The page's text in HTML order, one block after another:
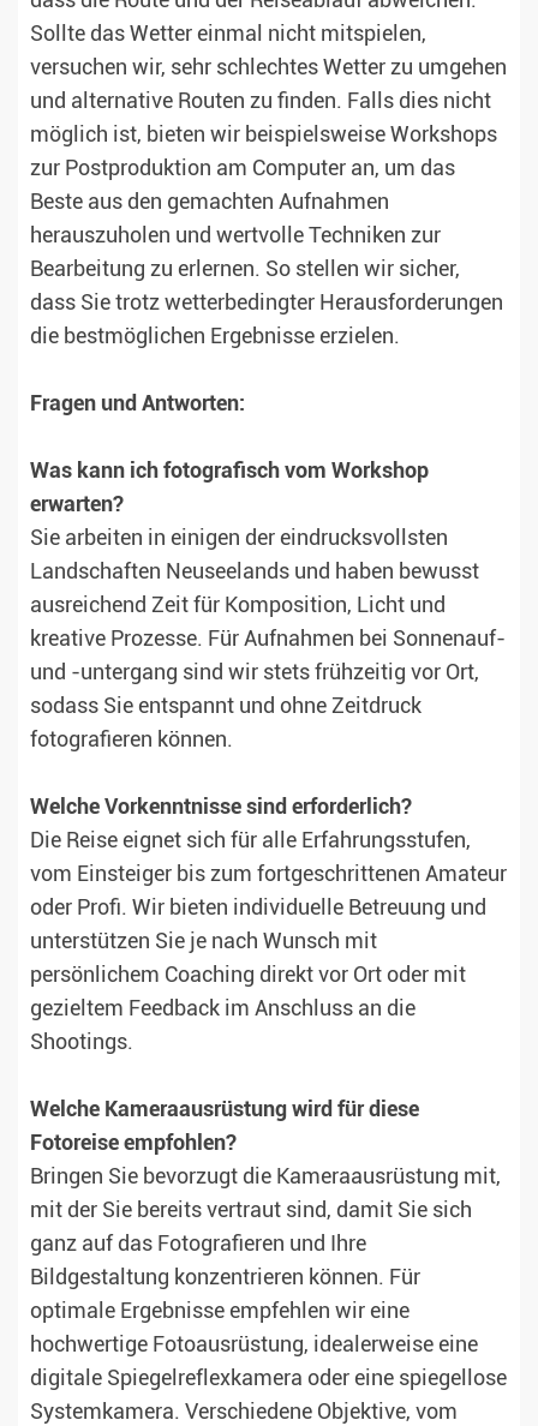
Sollte das Wetter einmal nicht mitspielen,
versuchen wir, sehr schlechtes Wetter zu umgehen
und alternative Routen zu finden. Falls dies nicht
möglich ist, bieten wir beispielsweise Workshops
zur Postproduktion am Computer an, um das
Beste aus den gemachten Aufnahmen
herauszuholen und wertvolle Techniken zur
Bearbeitung zu erlernen. So stellen wir sicher,
dass Sie trotz wetterbedingter Herausforderungen
die bestmöglichen Ergebnisse erzielen.
Fragen und Antworten:
Was kann ich fotografisch vom Workshop
erwarten?
Sie arbeiten in einigen der eindrucksvollsten
Landschaften Neuseelands und haben bewusst
ausreichend Zeit für Komposition, Licht und
kreative Prozesse. Für Aufnahmen bei Sonnenauf-
und -untergang sind wir stets frühzeitig vor Ort,
sodass Sie entspannt und ohne Zeitdruck
fotografieren können.
Welche Vorkenntnisse sind erforderlich?
Die Reise eignet sich für alle Erfahrungsstufen,
vom Einsteiger bis zum fortgeschrittenen Amateur
oder Profi. Wir bieten individuelle Betreuung und
unterstützen Sie je nach Wunsch mit
persönlichem Coaching direkt vor Ort oder mit
gezieltem Feedback im Anschluss an die
Shootings.
Welche Kameraausrüstung wird für diese
Fotoreise empfohlen?
Bringen Sie bevorzugt die Kameraausrüstung mit,
mit der Sie bereits vertraut sind, damit Sie sich
ganz auf das Fotografieren und Ihre
Bildgestaltung konzentrieren können. Für
optimale Ergebnisse empfehlen wir eine
hochwertige Fotoausrüstung, idealerweise eine
digitale Spiegelreflexkamera oder eine spiegellose
Systemkamera. Verschiedene Objektive, vom